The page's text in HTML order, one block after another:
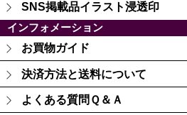
SNS掲載品イラスト浸透印
インフォメーション
お買物ガイド
決済方法と送料について
よくある質問Ｑ＆Ａ